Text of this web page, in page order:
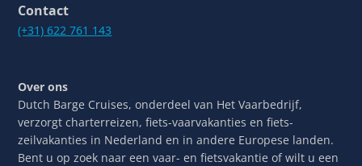
Contact
(+31) 622 761 143
Over ons
Dutch Barge Cruises, onderdeel van Het Vaarbedrijf,
verzorgt charterreizen, fiets-vaarvakanties en fiets-
zeilvakanties in Nederland en in andere Europese landen.
Bent u op zoek naar een vaar- en fietsvakantie of wilt u een